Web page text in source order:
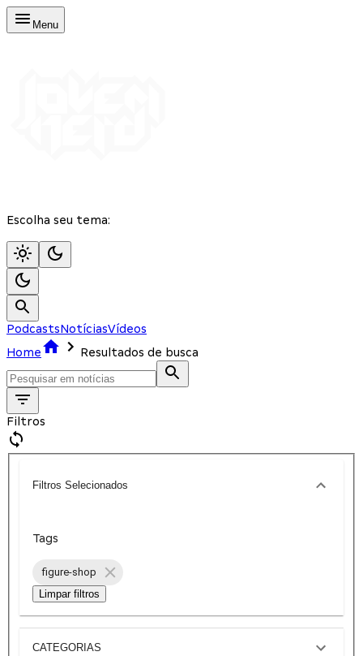
Menu
Escolha seu tema:
PodcastsNotíciasVídeos
Home
Resultados de busca
Filtros
Filtros Selecionados
Tags
figure-shop
Limpar filtros
CATEGORIAS